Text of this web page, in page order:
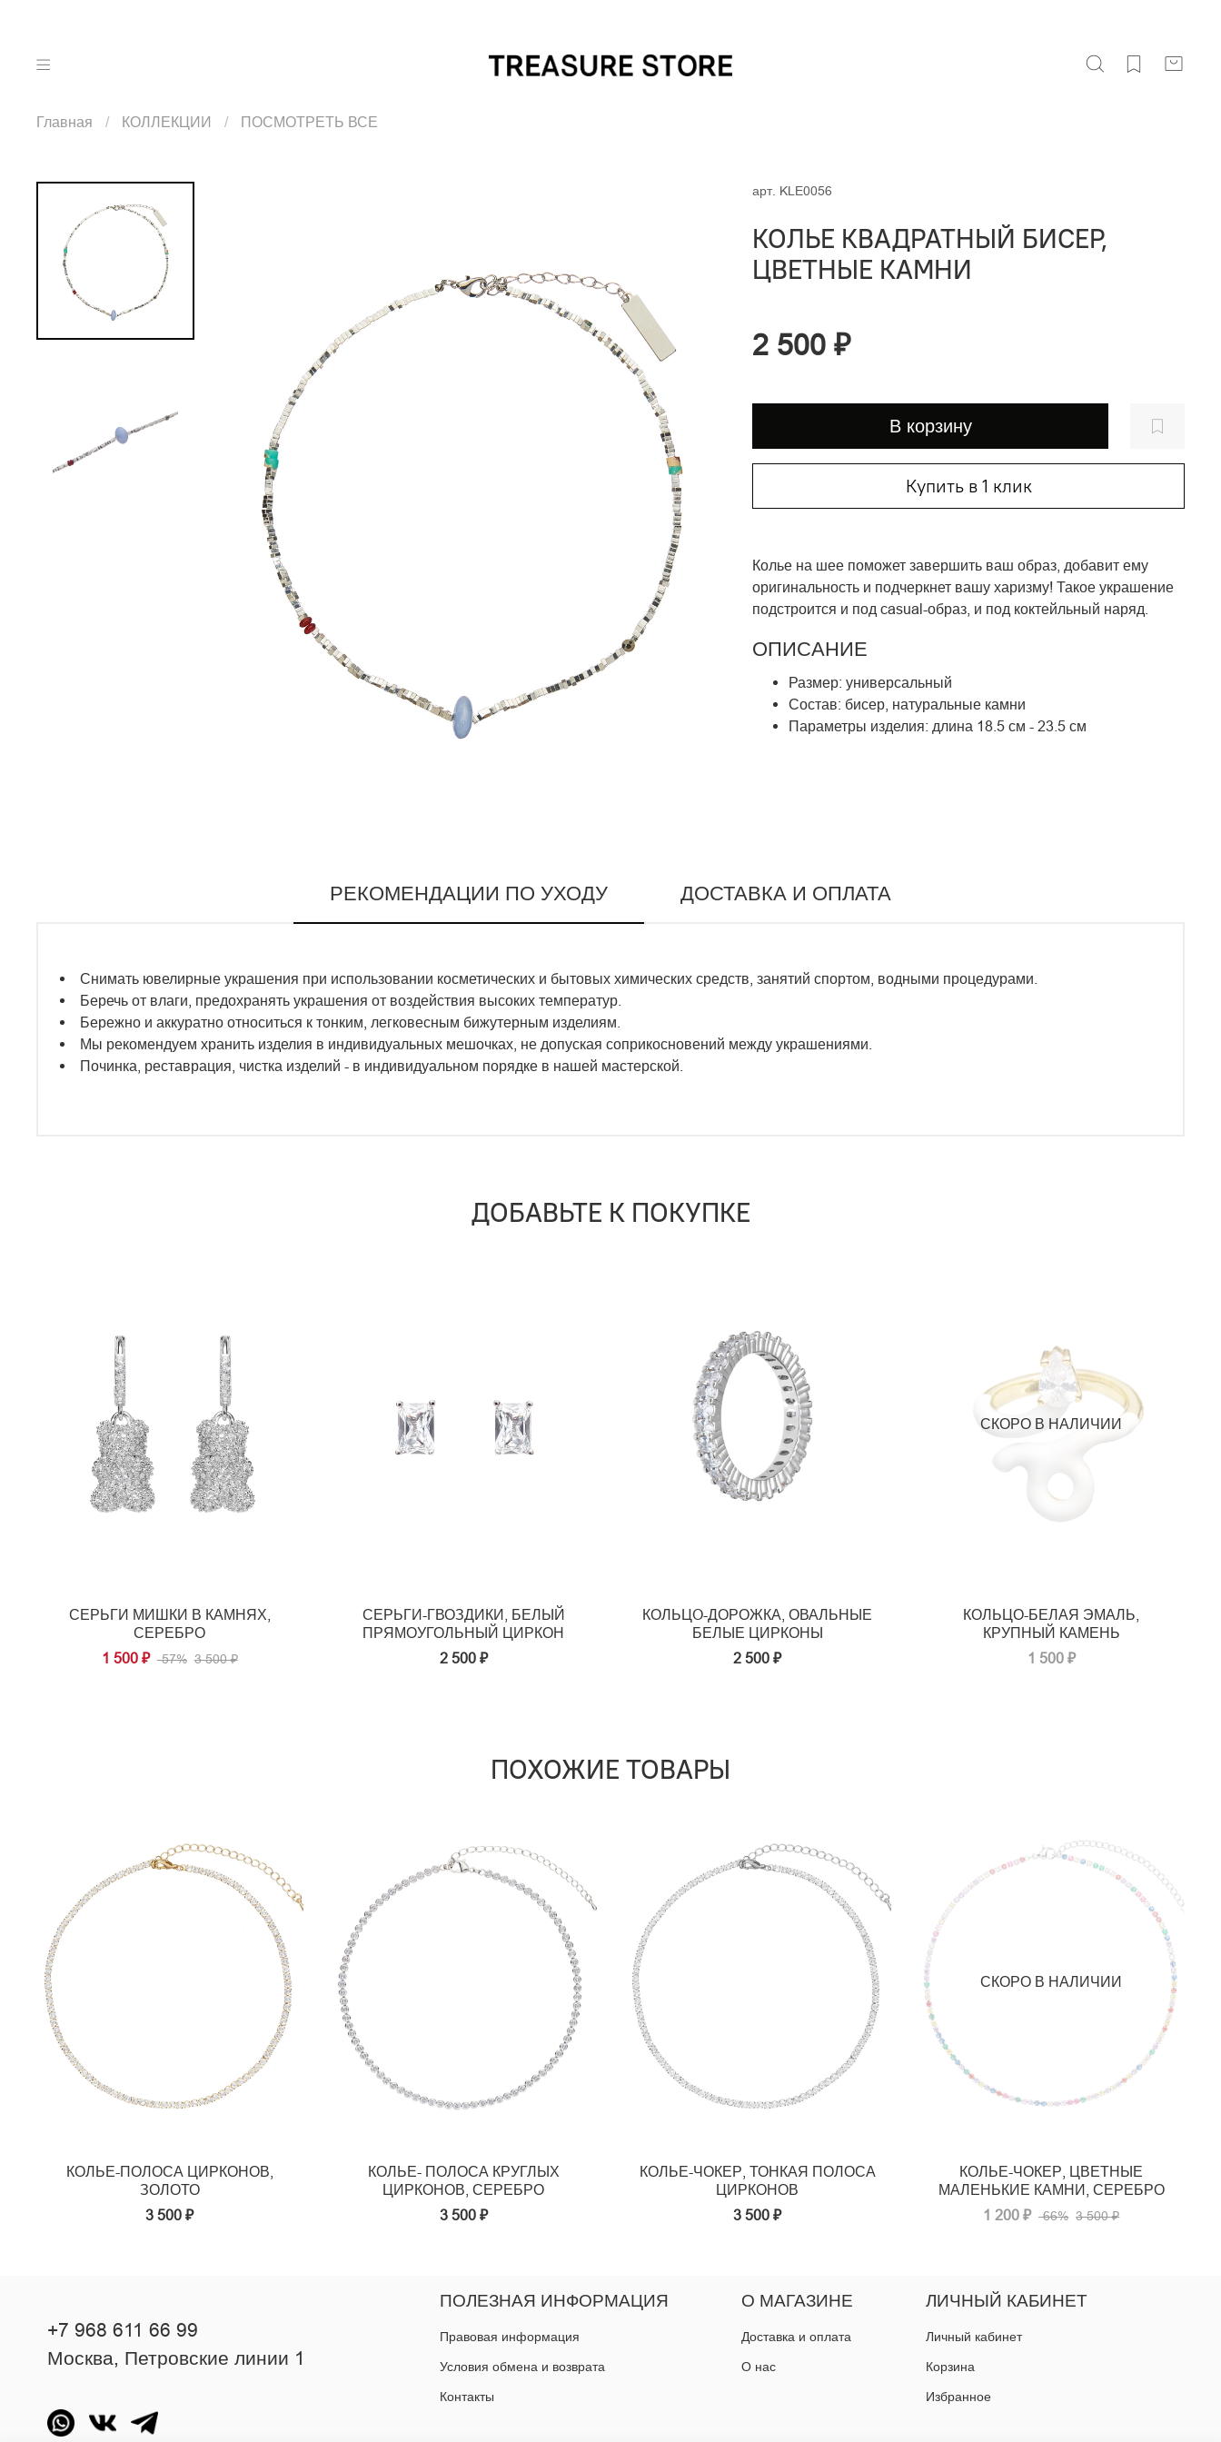
Главная КОЛЛЕКЦИИ ПОСМОТРЕТЬ ВСЕ
арт. KLE0056
КОЛЬЕ КВАДРАТНЫЙ БИСЕР,
ЦВЕТНЫЕ КАМНИ
2 500 ₽
В корзину
Купить в 1 клик
Колье на шее поможет завершить ваш образ, добавит ему
оригинальность и подчеркнет вашу харизму! Такое украшение
подстроится и под casual-образ, и под коктейльный наряд.
ОПИСАНИЕ
Размер: универсальный
Состав: бисер, натуральные камни
Параметры изделия: длина 18.5 см - 23.5 см
РЕКОМЕНДАЦИИ ПО УХОДУ ДОСТАВКА И ОПЛАТА
Снимать ювелирные украшения при использовании косметических и бытовых химических средств, занятий спортом, водными процедурами.
Беречь от влаги, предохранять украшения от воздействия высоких температур.
Бережно и аккуратно относиться к тонким, легковесным бижутерным изделиям.
Мы рекомендуем хранить изделия в индивидуальных мешочках, не допуская соприкосновений между украшениями.
Починка, реставрация, чистка изделий - в индивидуальном порядке в нашей мастерской.
ДОБАВЬТЕ К ПОКУПКЕ
СЕРЬГИ МИШКИ В КАМНЯХ,
СЕРЕБРО
1 500 ₽ -57% 3 500 ₽
СЕРЬГИ-ГВОЗДИКИ, БЕЛЫЙ
ПРЯМОУГОЛЬНЫЙ ЦИРКОН
2 500 ₽
КОЛЬЦO-ДОРОЖКА, ОВАЛЬНЫЕ
БЕЛЫЕ ЦИРКОНЫ
2 500 ₽
СКОРО В НАЛИЧИИ
КОЛЬЦО-БЕЛАЯ ЭМАЛЬ,
КРУПНЫЙ КАМЕНЬ
1 500 ₽
ПОХОЖИЕ ТОВАРЫ
КОЛЬЕ-ПОЛОСА ЦИРКОНОВ,
ЗОЛОТО
3 500 ₽
КОЛЬЕ- ПОЛОСА КРУГЛЫХ
ЦИРКОНОВ, СЕРЕБРО
3 500 ₽
КОЛЬЕ-ЧОКЕР, ТОНКАЯ ПОЛОСА
ЦИРКОНОВ
3 500 ₽
СКОРО В НАЛИЧИИ
КОЛЬЕ-ЧОКЕР, ЦВЕТНЫЕ
МАЛЕНЬКИЕ КАМНИ, СЕРЕБРО
1 200 ₽ -66% 3 500 ₽
ПОЛЕЗНАЯ ИНФОРМАЦИЯ
Правовая информация
Условия обмена и возврата
Контакты
О МАГАЗИНЕ
Доставка и оплата
О нас
ЛИЧНЫЙ КАБИНЕТ
Личный кабинет
Корзина
Избранное
+7 968 611 66 99
Москва, Петровские линии 1